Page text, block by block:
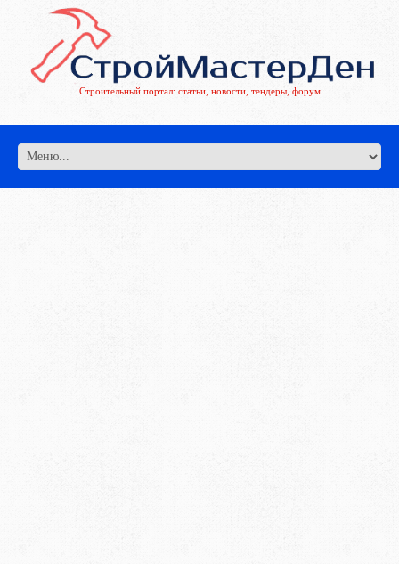
Строительный портал: статьи, новости, тендеры, форум